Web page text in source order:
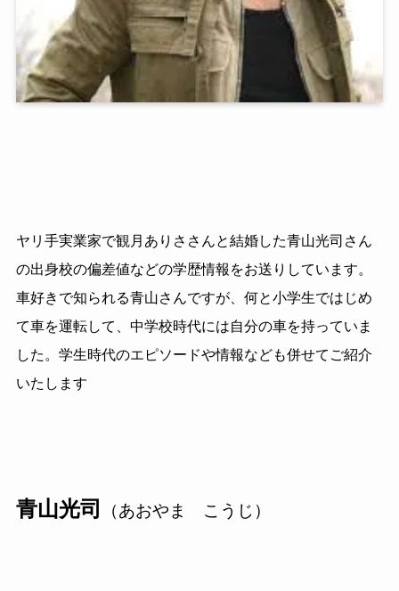
ヤリ手実業家で観月ありささんと結婚した青山光司さん
の出身校の偏差値などの学歴情報をお送りしています。
車好きで知られる青山さんですが、何と小学生ではじめ
て車を運転して、中学校時代には自分の車を持っていま
した。学生時代のエピソードや情報なども併せてご紹介
いたします
青山光司 （あおやま こうじ）